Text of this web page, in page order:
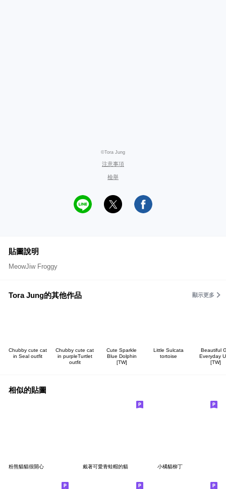
©Tora Jung
注意事項
檢舉
貼圖說明
MeowJiw Froggy
Tora Jung的其他作品 顯示更多
Chubby cute cat
in Seal outfit
Chubby cute cat
in purpleTurtlet
outfit
Cute Sparkle
Blue Dolphin
[TW]
Little Sulcata
tortoise
Beautiful
Everyday
[TW]
相似的貼圖
粉熊貓貓很開心 戴著可愛青蛙帽的貓 小橘貓柳丁